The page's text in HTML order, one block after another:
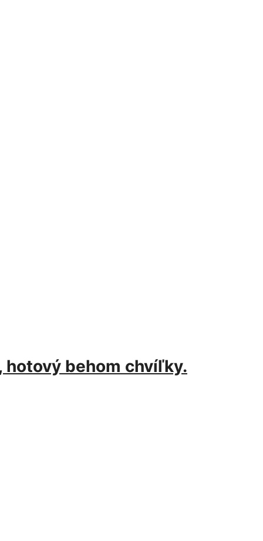
hotový behom chvíľky.